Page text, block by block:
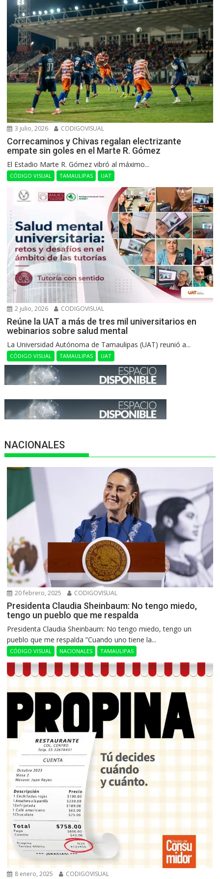
3 julio, 2026 CODIGOVISUAL
Correcaminos y Chivas regalan electrizante
empate sin goles en el Marte R. Gómez
El Estadio Marte R. Gómez vibró al máximo...
CÓDIGO VISUAL TAMAULIPAS UAT
2 julio, 2026 CODIGOVISUAL
Reúne la UAT a más de tres mil universitarios en
webinarios sobre salud mental
La Universidad Autónoma de Tamaulipas (UAT) reunió a...
CÓDIGO VISUAL TAMAULIPAS UAT
NACIONALES
20 febrero, 2025 CODIGOVISUAL
Presidenta Claudia Sheinbaum: No tengo miedo,
tengo un pueblo que me respalda
Presidenta Claudia Sheinbaum: No tengo miedo, tengo un
pueblo que me respalda ”Cuando uno tiene la...
CÓDIGO VISUAL NACIONALES TAMAULIPAS
8 enero, 2025 CODIGOVISUAL